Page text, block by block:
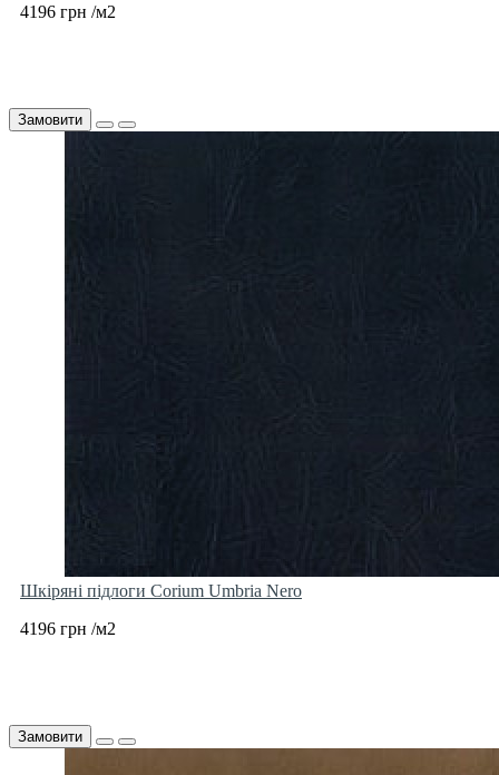
4196 грн /м2
Замовити
Шкіряні підлоги Corium Umbria Nero
4196 грн /м2
Замовити